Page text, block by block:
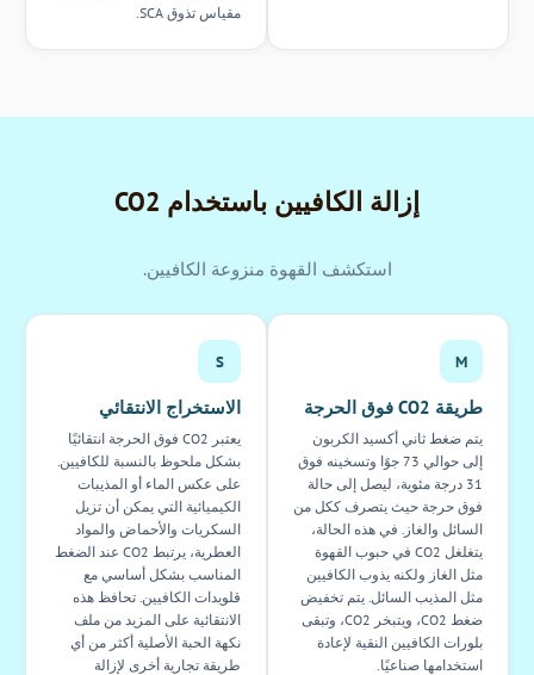
مقياس تذوق SCA.
إزالة الكافيين باستخدام CO2
استكشف القهوة منزوعة الكافيين.
M
طريقة CO2 فوق الحرجة
يتم ضغط ثاني أكسيد الكربون
إلى حوالي 73 جوًا وتسخينه فوق
31 درجة مئوية، ليصل إلى حالة
فوق حرجة حيث يتصرف ككل من
السائل والغاز. في هذه الحالة،
يتغلغل CO2 في حبوب القهوة
مثل الغاز ولكنه يذوب الكافيين
مثل المذيب السائل. يتم تخفيض
ضغط CO2، ويتبخر CO2، وتبقى
بلورات الكافيين النقية لإعادة
استخدامها صناعيًا.
S
الاستخراج الانتقائي
يعتبر CO2 فوق الحرجة انتقائيًا
بشكل ملحوظ بالنسبة للكافيين.
على عكس الماء أو المذيبات
الكيميائية التي يمكن أن تزيل
السكريات والأحماض والمواد
العطرية، يرتبط CO2 عند الضغط
المناسب بشكل أساسي مع
قلويدات الكافيين. تحافظ هذه
الانتقائية على المزيد من ملف
نكهة الحبة الأصلية أكثر من أي
طريقة تجارية أخرى لإزالة